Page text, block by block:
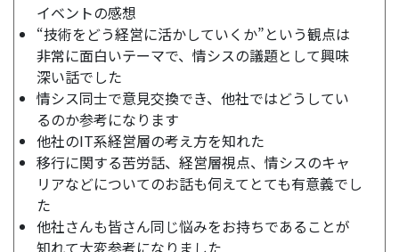
イベントの感想
“技術をどう経営に活かしていくか”という観点は
非常に面白いテーマで、情シスの議題として興味
深い話でした
情シス同士で意見交換でき、他社ではどうしてい
るのか参考になります
他社のIT系経営層の考え方を知れた
移行に関する苦労話、経営層視点、情シスのキャ
リアなどについてのお話も伺えてとても有意義でし
た
他社さんも皆さん同じ悩みをお持ちであることが
知れて大変参考になりました